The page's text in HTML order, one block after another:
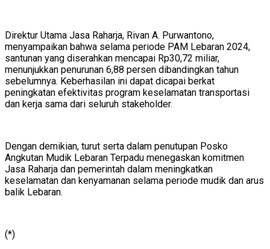
Direktur Utama Jasa Raharja, Rivan A. Purwantono,
menyampaikan bahwa selama periode PAM Lebaran 2024,
santunan yang diserahkan mencapai Rp30,72 miliar,
menunjukkan penurunan 6,88 persen dibandingkan tahun
sebelumnya. Keberhasilan ini dapat dicapai berkat
peningkatan efektivitas program keselamatan transportasi
dan kerja sama dari seluruh stakeholder.
Dengan demikian, turut serta dalam penutupan Posko
Angkutan Mudik Lebaran Terpadu menegaskan komitmen
Jasa Raharja dan pemerintah dalam meningkatkan
keselamatan dan kenyamanan selama periode mudik dan arus
balik Lebaran.
(*)